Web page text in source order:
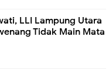
LLI Lampung Utara
Tidak Main Mata